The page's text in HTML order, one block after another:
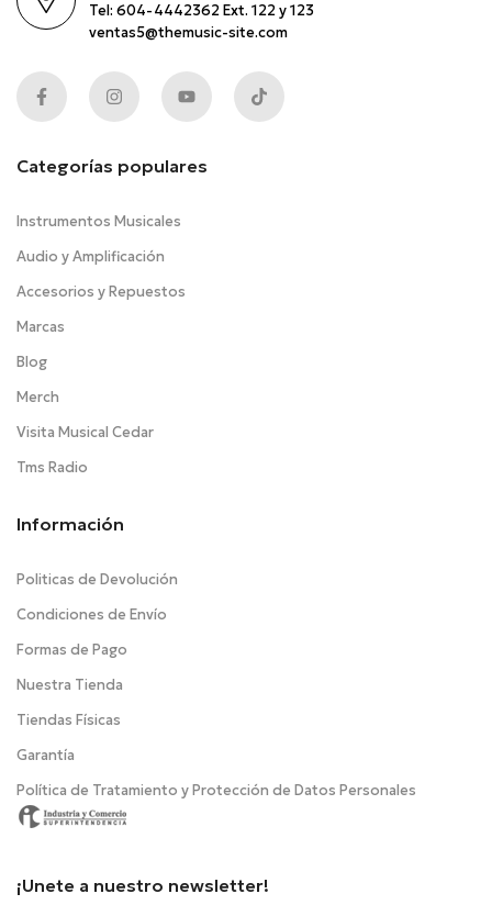
Tel: 604-4442362 Ext. 122 y 123
ventas5@themusic-site.com
Categorías populares
Instrumentos Musicales
Audio y Amplificación
Accesorios y Repuestos
Marcas
Blog
Merch
Visita Musical Cedar
Tms Radio
Información
Politicas de Devolución
Condiciones de Envío
Formas de Pago
Nuestra Tienda
Tiendas Físicas
Garantía
Política de Tratamiento y Protección de Datos Personales
¡Unete a nuestro newsletter!